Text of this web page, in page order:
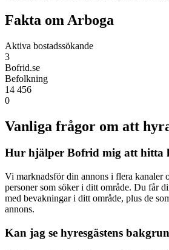
Fakta om Arboga
Aktiva bostadssökande
3
Bofrid.se
Befolkning
14 456
0
Vanliga frågor om att
Hur hjälper Bofrid mig att hitta
Vi marknadsför din annons i flera kanaler
personer som söker i ditt område. Du får
med bevakningar i ditt område, plus de
annons.
Kan jag se hyresgästens